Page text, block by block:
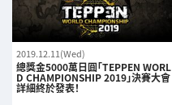
2019.12.11(Wed)
總獎金5000萬日圓「TEPPEN WORL
D CHAMPIONSHIP 2019」決賽大會
詳細終於發表！